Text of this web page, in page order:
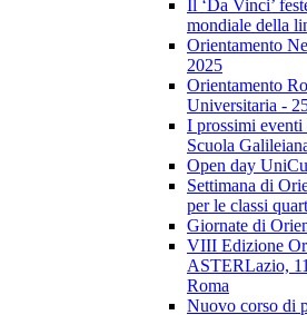
Il ‘Da Vinci’
mondiale della
Orientamento
2025
Orientamento
Universitaria -
I prossimi eventi
Scuola
Open day
Settimana di
per le classi
Giornate di
VIII Edizione
ASTERLazio,
Roma
Nuovo corso di